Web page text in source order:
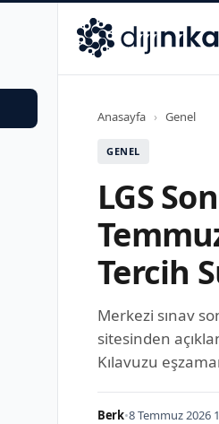
Blok No: 17/2A, Marmara
Anasayfa › Genel
GENEL
LGS
Tercih
Merkezi sınav
sitesinden
Kılavuzu
Berk•8 Temmuz 2026